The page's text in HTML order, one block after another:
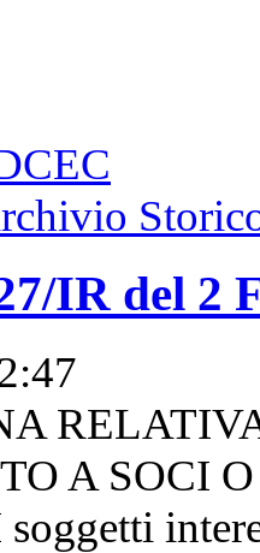
IR del 2
A SOCI
soggetti